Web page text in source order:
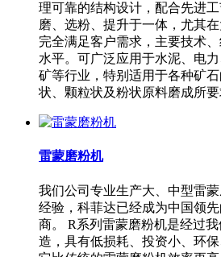
理可靠的结构设计，配合先进
磨、选粉、提升于一体，尤其
完全满足客户需求，主要技术
水平。可广泛应用于水泥、电
矿等行业，特别适用于各种矿
状、颗粒状及粉状原料磨成所要
雷蒙磨粉机
我们公司专业生产大、中型雷
经验，科菲达已经成为中国领
商。 R系列雷蒙磨粉机是经过
造，具有低损耗、投资小、环